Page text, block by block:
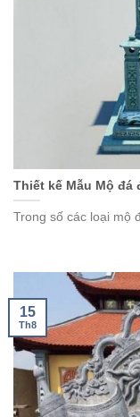
Thiết kế Mẫu Mộ đá
Trong số các loại mộ
15
Th8